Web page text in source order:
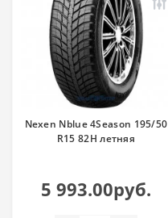
Nexen Nblue 4Season 195/50
R15 82H летняя
5 993.00руб.